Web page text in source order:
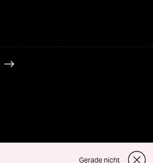
Gerade nicht